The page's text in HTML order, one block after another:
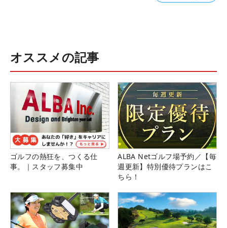
オススメの記事
ゴルフの熱狂を、つくる仕
事。｜スタッフ募集中
ALBA Netゴルフ場予約／【毎
週更新】特別優待プランはこ
ちら！